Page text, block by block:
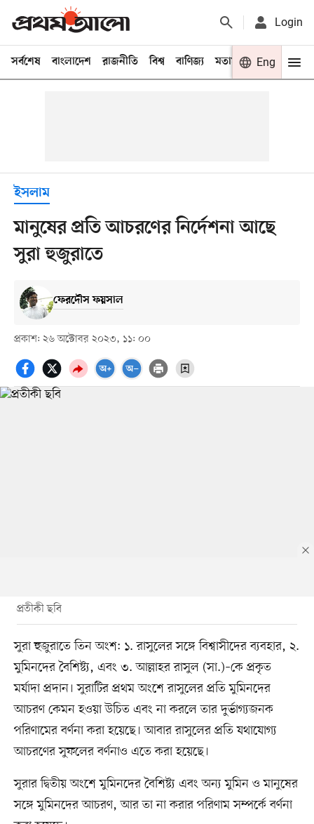
Login
সর্বশেষ বাংলাদেশ রাজনীতি বিশ্ব বাণিজ্য মতামত খেলা
Eng
ইসলাম
মানুষের প্রতি আচরণের নির্দেশনা আছে
সুরা হুজুরাতে
ফেরদৌস ফয়সাল
প্রকাশ: ২৬ অক্টোবর ২০২৩, ১১: ০০
প্রতীকী ছবি
সুরা হুজুরাতে তিন অংশ: ১. রাসুলের সঙ্গে বিশ্বাসীদের ব্যবহার, ২.
মুমিনদের বৈশিষ্ট্য, এবং ৩. আল্লাহর রাসুল (সা.)–কে প্রকৃত
মর্যাদা প্রদান। সুরাটির প্রথম অংশে রাসুলের প্রতি মুমিনদের
আচরণ কেমন হওয়া উচিত এবং না করলে তার দুর্ভাগ্যজনক
পরিণামের বর্ণনা করা হয়েছে। আবার রাসুলের প্রতি যথাযোগ্য
আচরণের সুফলের বর্ণনাও এতে করা হয়েছে।
সুরার দ্বিতীয় অংশে মুমিনদের বৈশিষ্ট্য এবং অন্য মুমিন ও মানুষের
সঙ্গে মুমিনদের আচরণ, আর তা না করার পরিণাম সম্পর্কে বর্ণনা